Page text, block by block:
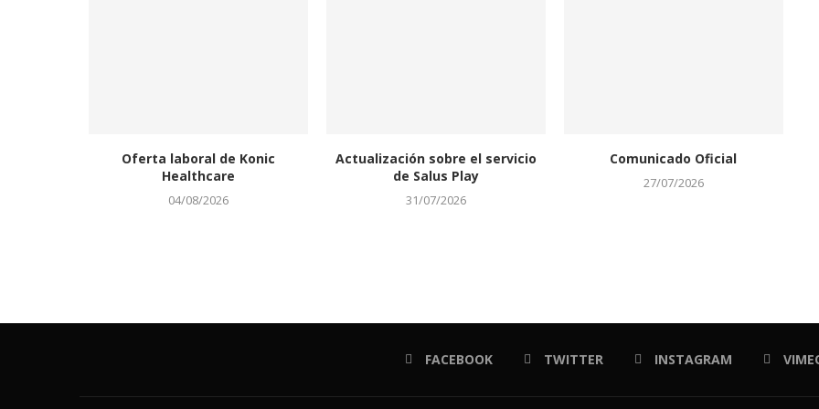
Oferta laboral de Konic
Healthcare
04/08/2026
Actualización sobre el servicio
de Salus Play
31/07/2026
Comunicado Oficial
27/07/2026
FACEBOOK TWITTER INSTAGRAM